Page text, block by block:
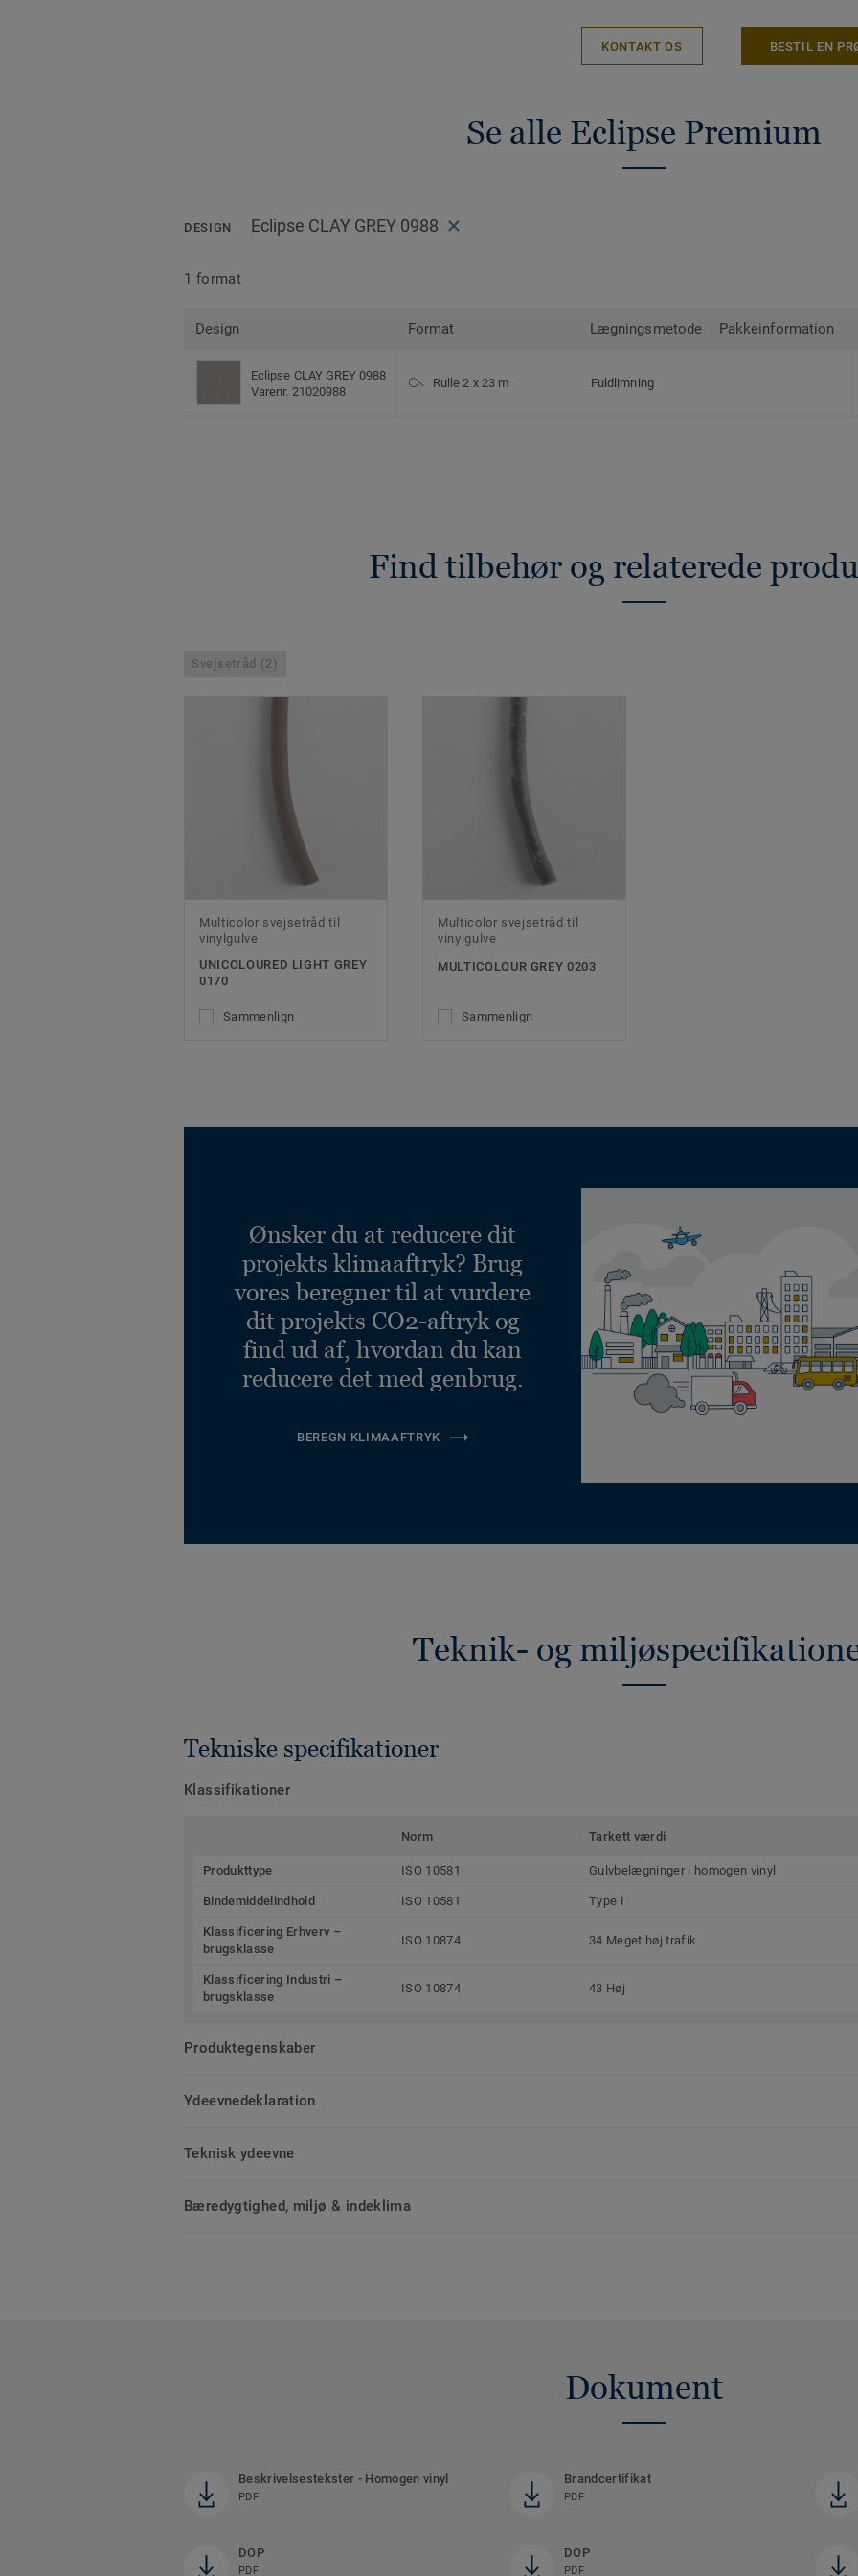
KONTAKT OS BESTIL EN
Se alle Eclipse Premium
DESIGN Eclipse CLAY GREY 0988
1 format
Design Format Lægningsmetode Pakkeinformation
Eclipse CLAY GREY 0988
Varenr. 21020988
Rulle 2 x 23 m Fuldlimning
Find tilbehør og relaterede
Svejsetråd (2)
Multicolor svejsetråd til
vinylgulve
UNICOLOURED LIGHT GREY
0170
Sammenlign
Multicolor svejsetråd til
vinylgulve
MULTICOLOUR GREY 0203
Sammenlign
Ønsker du at reducere dit
projekts klimaaftryk? Brug
vores beregner til at vurdere
dit projekts CO2-aftryk og
find ud af, hvordan du kan
reducere det med genbrug.
BEREGN KLIMAAFTRYK
Teknik- og
Tekniske specifikationer
Klassifikationer
Norm Tarkett værdi
Produkttype ISO 10581 Gulvbelægninger i homogen vinyl
Bindemiddelindhold ISO 10581 Type I
Klassificering Erhverv –
brugsklasse
ISO 10874 34 Meget høj trafik
Klassificering Industri –
brugsklasse
ISO 10874 43 Høj
Produktegenskaber
Ydeevnedeklaration
Teknisk ydeevne
Bæredygtighed, miljø & indeklima
Dokument
Beskrivelsestekster - Homogen vinyl
PDF
Brandcertifikat
PDF
DOP
PDF
DOP
PDF